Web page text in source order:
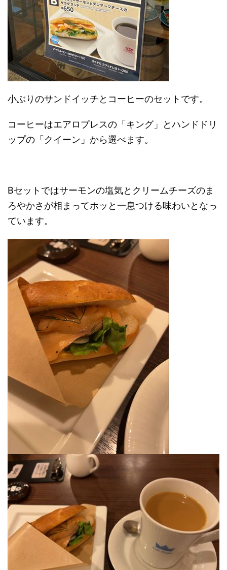
小ぶりのサンドイッチとコーヒーのセットです。
コーヒーはエアロプレスの「キング」とハンドドリ
ップの「クイーン」から選べます。
Bセットではサーモンの塩気とクリームチーズのま
ろやかさが相まってホッと一息つける味わいとなっ
ています。